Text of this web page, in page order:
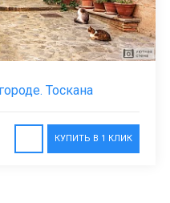
Тоскана
КУПИТЬ В 1 КЛИК